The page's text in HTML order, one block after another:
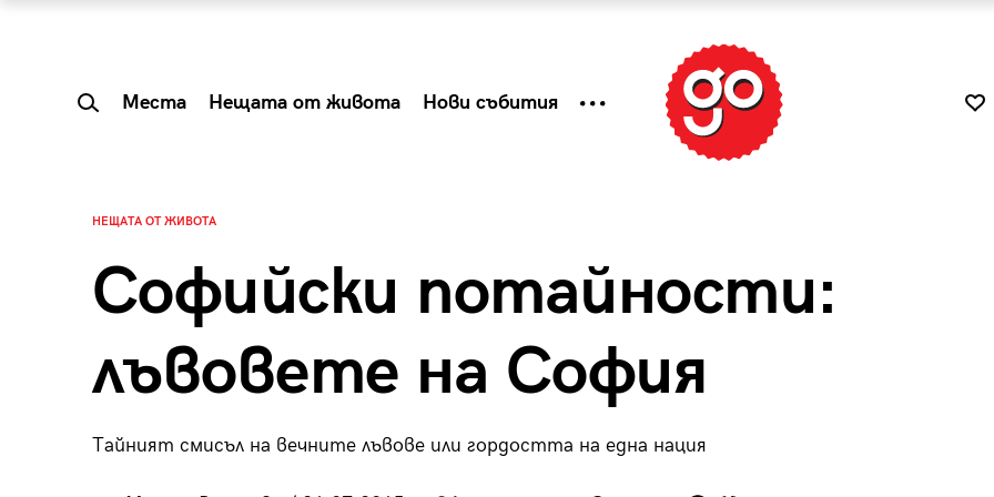
Места Нещата от живота Нови събития
НЕЩАТА ОТ ЖИВОТА
Софийски потайности:
лъвовете на София
Тайният смисъл на вечните лъвове или гордостта на една нация
Summer Prelude: как
Tender is the Wine – Какво